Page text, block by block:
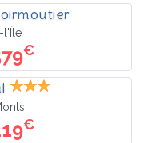
l'Île
€
€